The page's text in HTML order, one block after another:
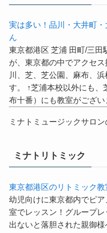
山手線、京浜東北、地
実は多い！品川・大井町
ん
東京都港区 芝浦 田町/三田
が、東京都の中でアクセ
川、芝、芝公園、麻布、浜
布十番）にも教室がござい
ミナトリトミック
東京都港区のリトミック
幼児向けに東京都内でピア